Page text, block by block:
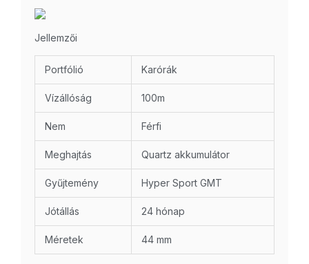
Jellemzői
Portfólió Karórák
Vízállóság 100m
Nem Férfi
Meghajtás Quartz akkumulátor
Gyűjtemény Hyper Sport GMT
Jótállás 24 hónap
Méretek 44 mm